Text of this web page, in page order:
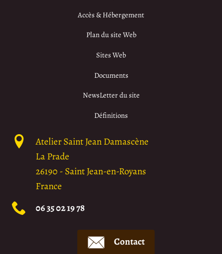
Accès & Hébergement
Plan du site Web
Sites Web
Documents
NewsLetter du site
Définitions
Atelier Saint Jean Damascène
La Prade
26190- Saint Jean-en-Royans
France
06 35 02 19 78
Contact